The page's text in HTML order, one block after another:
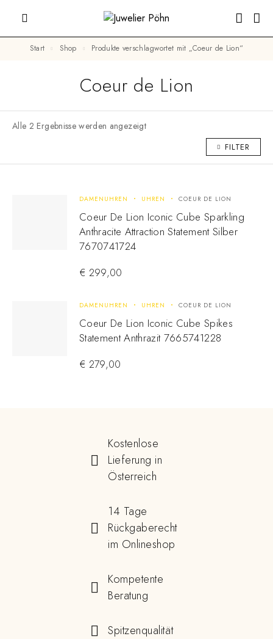
Start Shop Produkte verschlagwortet mit „Coeur de Lion“
Coeur de Lion
Alle 2 Ergebnisse werden angezeigt
FILTER
DAMENUHREN UHREN COEUR DE LION
Coeur De Lion Iconic Cube Sparkling
Anthracite Attraction Statement Silber
7670741724
€ 299,00
DAMENUHREN UHREN COEUR DE LION
Coeur De Lion Iconic Cube Spikes
Statement Anthrazit 7665741228
€ 279,00
Kostenlose
Lieferung in
Österreich
14 Tage
Rückgaberecht
im Onlineshop
Kompetente
Beratung
Spitzenqualität